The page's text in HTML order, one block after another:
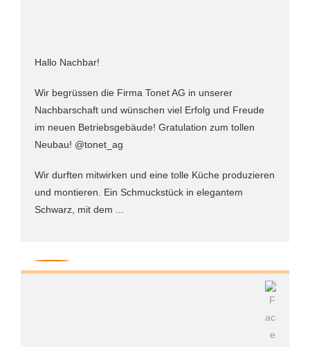
Hallo Nachbar!
Wir begrüssen die Firma Tonet AG in unserer
Nachbarschaft und wünschen viel Erfolg und Freude
im neuen Betriebsgebäude! Gratulation zum tollen
Neubau! @tonet_ag
Wir durften mitwirken und eine tolle Küche produzieren
und montieren. Ein Schmuckstück in elegantem
Schwarz, mit dem ...